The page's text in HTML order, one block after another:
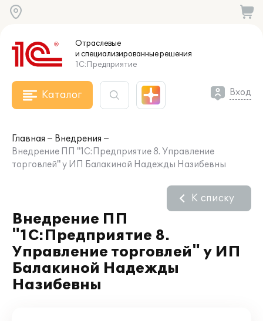
Отраслевые
и специализированныерешения
1С:Предприятие
Каталог Вход
Главная
Внедрения
Внедрение ПП "1С:Предприятие 8. Управление
торговлей" у ИП Балакиной Надежды Назибевны
Внедрение ПП
"1С:Предприятие 8.
Управление торговлей" у ИП
Балакиной Надежды
Назибевны
К списку